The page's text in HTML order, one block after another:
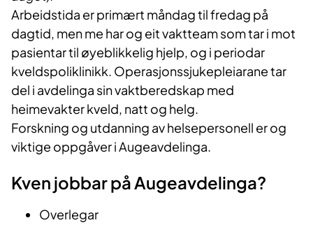
Arbeidstida er primært måndag til fredag på
dagtid, men me har og eit vaktteam som tar i mot
pasientar til øyeblikkelig hjelp, og i periodar
kveldspoliklinikk. Operasjonssjukepleiarane tar
del i avdelinga sin vaktberedskap med
heimevakter kveld, natt og helg.
Forskning og utdanning av helsepersonell er og
viktige oppgåver i Augeavdelinga.
Kven jobbar på Augeavdelinga?
Overlegar